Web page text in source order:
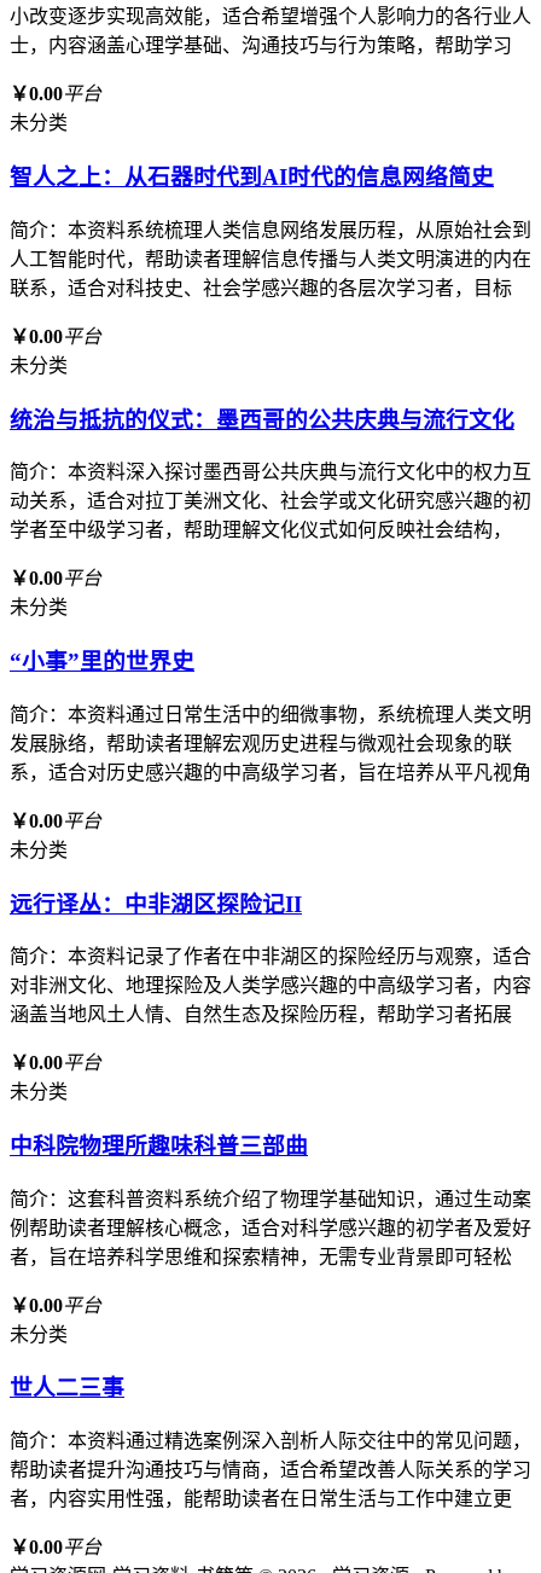
小改变逐步实现高效能，适合希望增强个人影响力的各行业人
士，内容涵盖心理学基础、沟通技巧与行为策略，帮助学习
￥0.00平台
未分类
智人之上：从石器时代到AI时代的信息网络简史
简介：本资料系统梳理人类信息网络发展历程，从原始社会到
人工智能时代，帮助读者理解信息传播与人类文明演进的内在
联系，适合对科技史、社会学感兴趣的各层次学习者，目标
￥0.00平台
未分类
统治与抵抗的仪式：墨西哥的公共庆典与流行文化
简介：本资料深入探讨墨西哥公共庆典与流行文化中的权力互
动关系，适合对拉丁美洲文化、社会学或文化研究感兴趣的初
学者至中级学习者，帮助理解文化仪式如何反映社会结构，
￥0.00平台
未分类
“小事”里的世界史
简介：本资料通过日常生活中的细微事物，系统梳理人类文明
发展脉络，帮助读者理解宏观历史进程与微观社会现象的联
系，适合对历史感兴趣的中高级学习者，旨在培养从平凡视角
￥0.00平台
未分类
远行译丛：中非湖区探险记II
简介：本资料记录了作者在中非湖区的探险经历与观察，适合
对非洲文化、地理探险及人类学感兴趣的中高级学习者，内容
涵盖当地风土人情、自然生态及探险历程，帮助学习者拓展
￥0.00平台
未分类
中科院物理所趣味科普三部曲
简介：这套科普资料系统介绍了物理学基础知识，通过生动案
例帮助读者理解核心概念，适合对科学感兴趣的初学者及爱好
者，旨在培养科学思维和探索精神，无需专业背景即可轻松
￥0.00平台
未分类
世人二三事
简介：本资料通过精选案例深入剖析人际交往中的常见问题，
帮助读者提升沟通技巧与情商，适合希望改善人际关系的学习
者，内容实用性强，能帮助读者在日常生活与工作中建立更
￥0.00平台